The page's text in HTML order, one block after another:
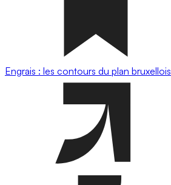
Engrais : les contours du plan bruxellois